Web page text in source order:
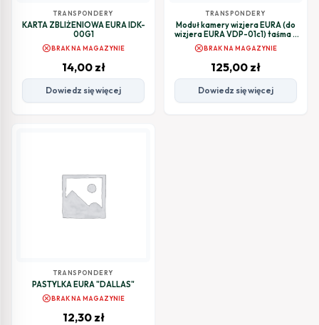
TRANSPONDERY
KARTA ZBLIŻENIOWA EURA IDK-
00G1
cancelBRAK NA MAGAZYNIE
14,00 zł
Dowiedz się więcej
TRANSPONDERY
Moduł kamery wizjera EURA (do
wizjera EURA VDP-01c1) taśma +
cancelBRAK NA MAGAZYNIE
125,00 zł
Dowiedz się więcej
TRANSPONDERY
PASTYLKA EURA "DALLAS"
cancelBRAK NA MAGAZYNIE
12,30 zł